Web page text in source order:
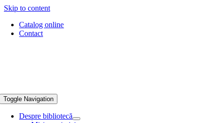
Skip to content
Catalog online
Contact
Toggle Navigation
Despre bibliotecă